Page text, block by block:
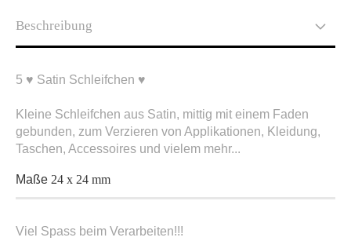
Beschreibung
5 ♥ Satin Schleifchen ♥
Kleine Schleifchen aus Satin, mittig mit einem Faden
gebunden, zum Verzieren von Applikationen, Kleidung,
Taschen, Accessoires und vielem mehr...
Maße 24 x 24 mm
Viel Spass beim Verarbeiten!!!